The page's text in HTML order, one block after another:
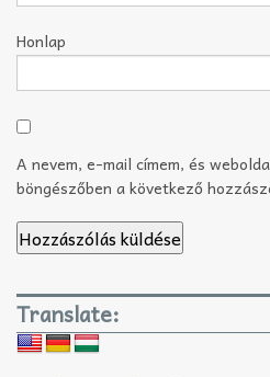
Honlap
A nevem, e-mail címem, és
böngészőben a következő
Translate: